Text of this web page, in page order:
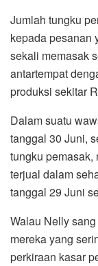
Jumlah tungku
kepada pesanan
sekali memasak
antartempat
produksi sekitar
Dalam suatu
tanggal 30 Juni,
tungku pemasak,
terjual dalam
tanggal 29 Juni
Walau Nelly
mereka yang
perkiraan kasar